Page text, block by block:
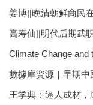
姜博||晚清朝鲜商民
高寿仙||明代后期武
Climate Change and
數據庫資源｜早期
王学典：逼人成材